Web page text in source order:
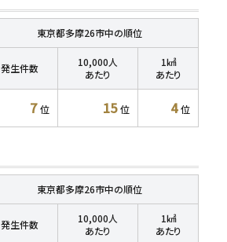
東京都多摩26市中の順位
発生件数
10,000人
あたり
1㎢
あたり
7位 15位 4位
東京都多摩26市中の順位
発生件数
10,000人
あたり
1㎢
あたり